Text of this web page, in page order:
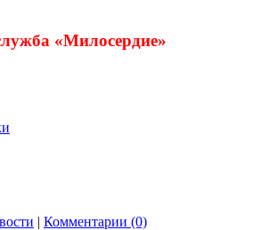
«Милосердие»
| Комментарии (0)